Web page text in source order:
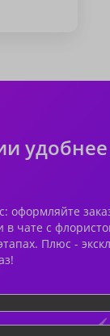
оформляйте
в чате с
Плюс -